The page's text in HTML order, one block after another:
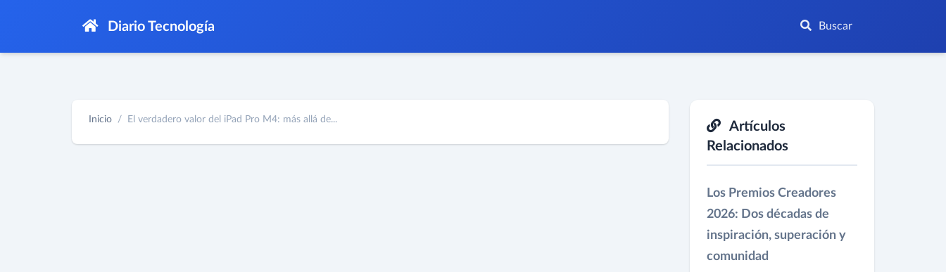
Diario Tecnología Buscar
Inicio El verdadero valor del iPad Pro M4: más allá de...
Artículos
Relacionados
Los Premios Creadores
2026: Dos décadas de
inspiración, superación y
comunidad